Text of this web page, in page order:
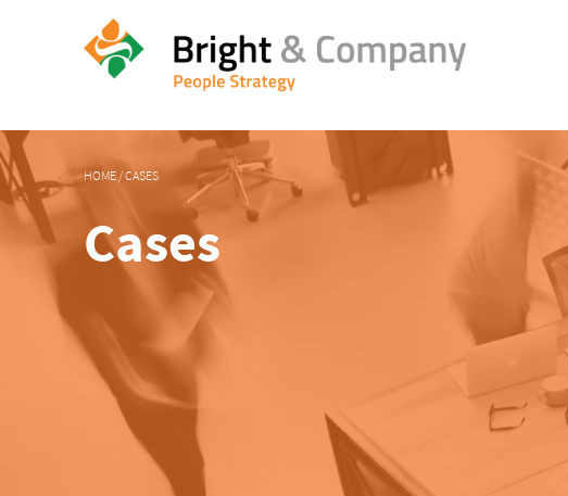
HOME/CASES
Cases